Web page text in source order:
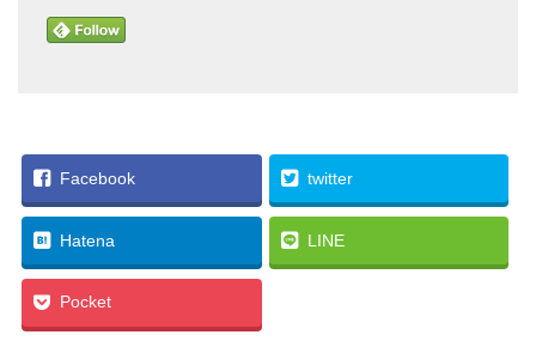
Facebook twitter
Hatena LINE
Pocket